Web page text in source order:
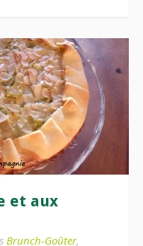
et aux
Brunch-Goûter,